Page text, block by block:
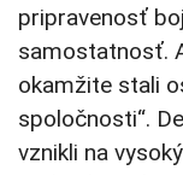
pripravenosť
samostatnosť.
okamžite stali
spoločnosti“.
vznikli na